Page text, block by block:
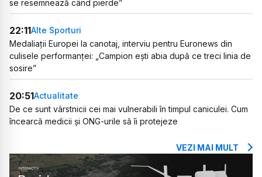
se resemnează când pierde”
22:11Alte Sporturi
Medaliații Europei la canotaj, interviu pentru Euronews din
culisele performanței: „Campion ești abia după ce treci linia de
sosire”
20:51Actualitate
De ce sunt vârstnicii cei mai vulnerabili în timpul caniculei. Cum
încearcă medicii și ONG-urile să îi protejeze
VEZI MAI MULT